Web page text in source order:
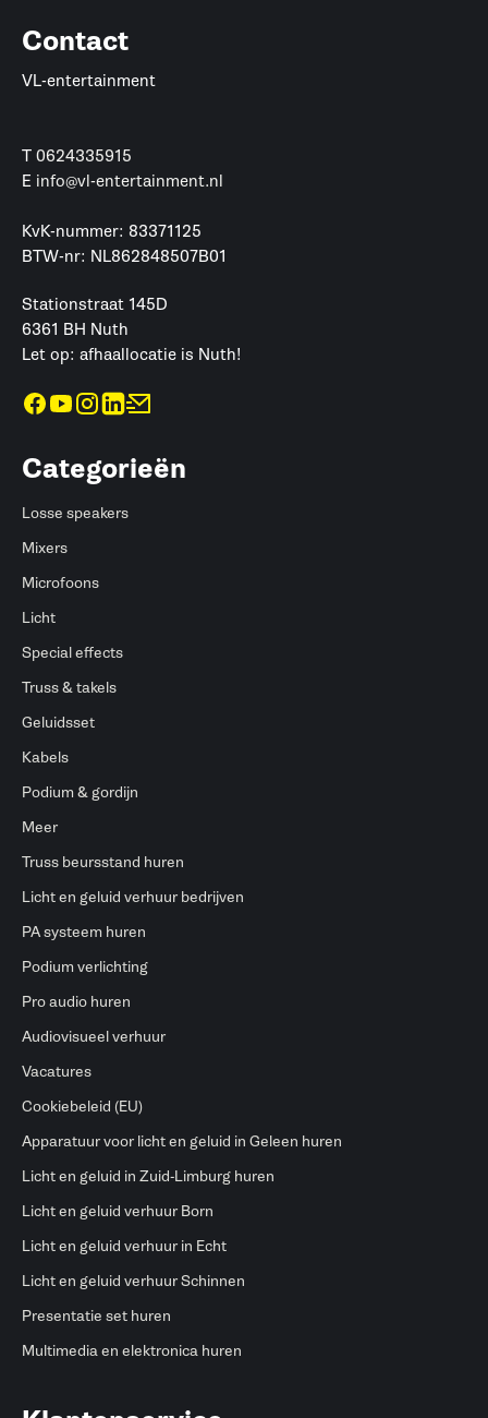
Contact
VL-entertainment
T 0624335915
E info@vl-entertainment.nl
KvK-nummer: 83371125
BTW-nr: NL862848507B01
Stationstraat 145D
6361 BH Nuth
Let op: afhaallocatie is Nuth!
Categorieën
Losse speakers
Mixers
Microfoons
Licht
Special effects
Truss & takels
Geluidsset
Kabels
Podium & gordijn
Meer
Truss beursstand huren
Licht en geluid verhuur bedrijven
PA systeem huren
Podium verlichting
Pro audio huren
Audiovisueel verhuur
Vacatures
Cookiebeleid (EU)
Apparatuur voor licht en geluid in Geleen huren
Licht en geluid in Zuid-Limburg huren
Licht en geluid verhuur Born
Licht en geluid verhuur in Echt
Licht en geluid verhuur Schinnen
Presentatie set huren
Multimedia en elektronica huren